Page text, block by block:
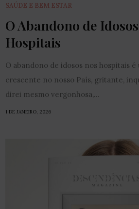
SAÚDE E BEM ESTAR
O Abandono de
Hospitais
O abandono de idosos nos hospitais é
crescente no nosso País, gritante,
direi mesmo vergonhosa,...
1 DE JANEIRO, 2026